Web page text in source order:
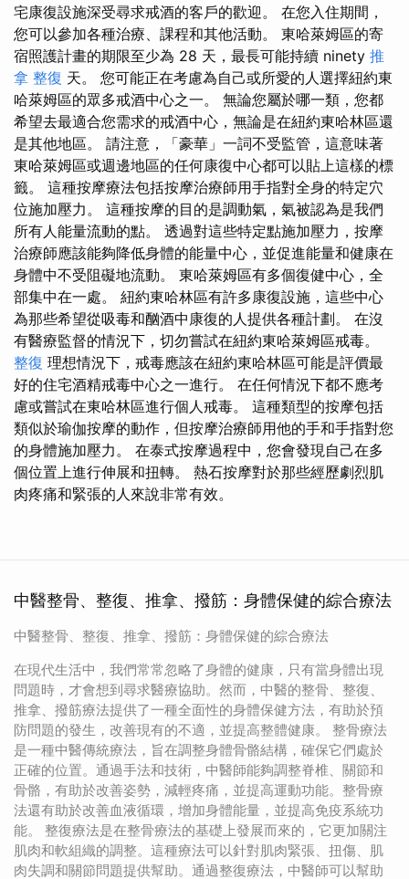
宅康復設施深受尋求戒酒的客戶的歡迎。 在您入住期間，
您可以參加各種治療、課程和其他活動。 東哈萊姆區的寄
宿照護計畫的期限至少為 28 天，最長可能持續 ninety 推
拿 整復 天。 您可能正在考慮為自己或所愛的人選擇紐約東
哈萊姆區的眾多戒酒中心之一。 無論您屬於哪一類，您都
希望去最適合您需求的戒酒中心，無論是在紐約東哈林區還
是其他地區。 請注意，「豪華」一詞不受監管，這意味著
東哈萊姆區或週邊地區的任何康復中心都可以貼上這樣的標
籤。 這種按摩療法包括按摩治療師用手指對全身的特定穴
位施加壓力。 這種按摩的目的是調動氣，氣被認為是我們
所有人能量流動的點。 透過對這些特定點施加壓力，按摩
治療師應該能夠降低身體的能量中心，並促進能量和健康在
身體中不受阻礙地流動。 東哈萊姆區有多個復健中心，全
部集中在一處。 紐約東哈林區有許多康復設施，這些中心
為那些希望從吸毒和酗酒中康復的人提供各種計劃。 在沒
有醫療監督的情況下，切勿嘗試在紐約東哈萊姆區戒毒。
整復 理想情況下，戒毒應該在紐約東哈林區可能是評價最
好的住宅酒精戒毒中心之一進行。 在任何情況下都不應考
慮或嘗試在東哈林區進行個人戒毒。 這種類型的按摩包括
類似於瑜伽按摩的動作，但按摩治療師用他的手和手指對您
的身體施加壓力。 在泰式按摩過程中，您會發現自己在多
個位置上進行伸展和扭轉。 熱石按摩對於那些經歷劇烈肌
肉疼痛和緊張的人來說非常有效。
中醫整骨、整復、推拿、撥筋：身體保健的綜合療法
中醫整骨、整復、推拿、撥筋：身體保健的綜合療法
在現代生活中，我們常常忽略了身體的健康，只有當身體出現
問題時，才會想到尋求醫療協助。然而，中醫的整骨、整復、
推拿、撥筋療法提供了一種全面性的身體保健方法，有助於預
防問題的發生，改善現有的不適，並提高整體健康。 整骨療法
是一種中醫傳統療法，旨在調整身體骨骼結構，確保它們處於
正確的位置。通過手法和技術，中醫師能夠調整脊椎、關節和
骨骼，有助於改善姿勢，減輕疼痛，並提高運動功能。整骨療
法還有助於改善血液循環，增加身體能量，並提高免疫系統功
能。 整復療法是在整骨療法的基礎上發展而來的，它更加關注
肌肉和軟組織的調整。這種療法可以針對肌肉緊張、扭傷、肌
肉失調和關節問題提供幫助。通過整復療法，中醫師可以幫助